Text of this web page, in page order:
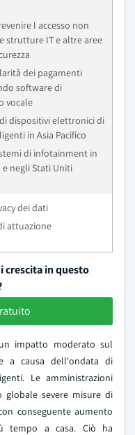
l accesso non
strutture IT e altre aree
dei pagamenti
software di
vocale
dispositivi elettronici di
in Asia Pacifico
di infotainment in
negli Stati Uniti
dei dati
attuazione
crescita in questo
impatto moderato sul
a causa dell'ondata di
Le amministrazioni
globale severe misure di
conseguente aumento
tempo a casa. Ciò ha